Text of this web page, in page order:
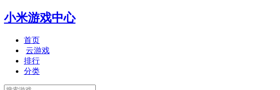
小米游戏中心
首页
云游戏
排行
分类